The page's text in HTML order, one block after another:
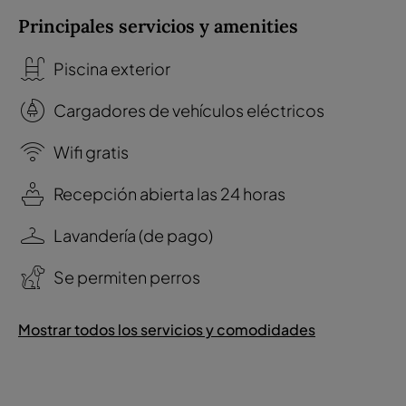
Principales servicios y amenities
Piscina exterior
Cargadores de vehículos eléctricos
Wifi gratis
Recepción abierta las 24 horas
Lavandería (de pago)
Se permiten perros
Mostrar todos los servicios y comodidades